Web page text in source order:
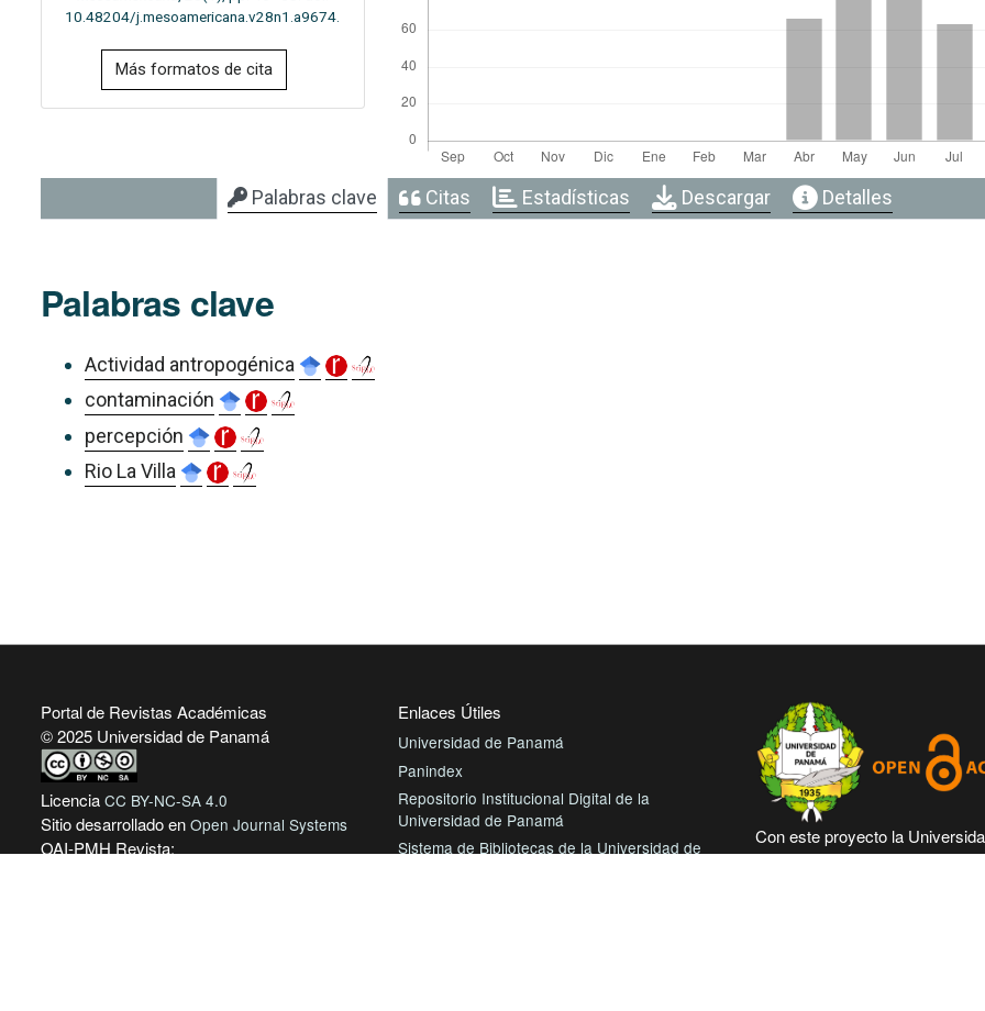
10.48204/j.mesoamericana.v28n1.a9674.
Más formatos de cita
Palabras clave Citas Estadísticas Descargar Detalles
Palabras clave
Actividad antropogénica
contaminación
percepción
Rio La Villa
Portal de Revistas Académicas
© 2025 Universidad de Panamá
Licencia CC BY-NC-SA 4.0
Sitio desarrollado en Open Journal Systems
OAI-PMH Revista:
Enlaces Útiles
Universidad de Panamá
Panindex
Repositorio Institucional Digital de la
Universidad de Panamá
Sistema de Bibliotecas de la Universidad de
Con este proyecto la
Panamá, reitera su